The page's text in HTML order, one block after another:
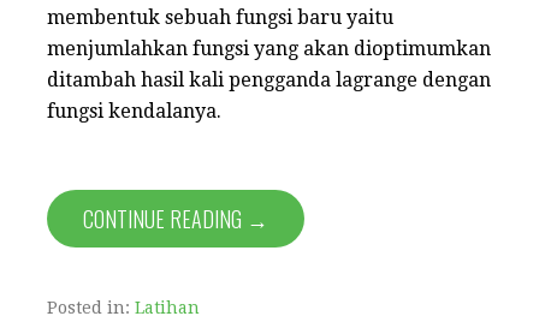
membentuk sebuah fungsi baru yaitu
menjumlahkan fungsi yang akan dioptimumkan
ditambah hasil kali pengganda lagrange dengan
fungsi kendalanya.
CONTINUE READING →
Posted in: Latihan